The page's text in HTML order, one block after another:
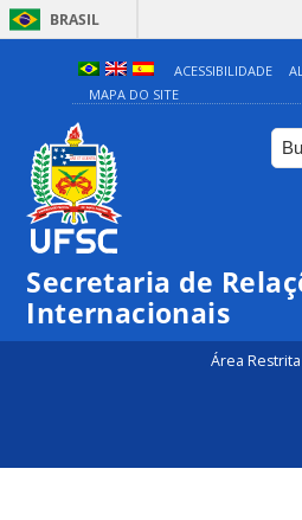
BRASIL
ACESSIBILIDADE
MAPA DO SITE
Secretaria de
Internacionais
Área Restrita